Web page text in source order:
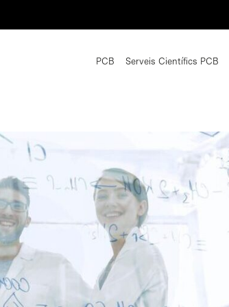
PCB Serveis Científics PCB